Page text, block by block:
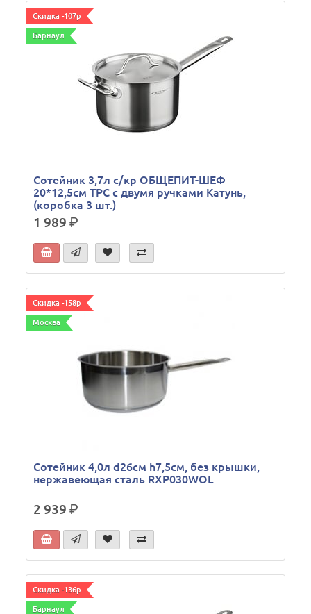
Скидка -107р
Барнаул
Сотейник 3,7л с/кр ОБЩЕПИТ-ШЕФ
20*12,5см ТРС с двумя ручками Катунь,
(коробка 3 шт.)
1 989р.
Скидка -158р
Москва
Сотейник 4,0л d26см h7,5см, без крышки,
нержавеющая сталь RXP030WOL
2 939р.
Скидка -136р
Барнаул